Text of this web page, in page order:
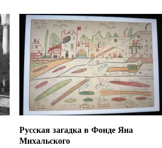
Русская загадка в Фонде Яна
Михальского